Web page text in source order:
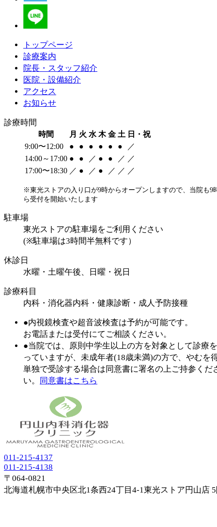
トップページ
診療案内
院長・スタッフ紹介
医院・設備紹介
アクセス
お知らせ
診療時間
時間 月 火 水 木 金 土 日・祝
9:00〜12:00
● ● ● ● ● ●
／
14:00～17:00 ● ● ／ ● ● ／ ／
17:00〜18:30 ／ ● ／ ● ／ ／ ／
※東光ストアの入り口が9時からオープンしますので、当院も9
ら受付を開始いたします
駐車場
東光ストアの駐車場をご利用ください
(※駐車場は3時間半無料です）
休診日
水曜・土曜午後、日曜・祝日
診療科目
内科・消化器内科・健康診断・成人予防接種
●内視鏡検査や超音波検査は予約が可能です。
お電話または受付にてご相談ください。
●当院では、原則中学生以上の方を対象として診療
っていますが、未成年者(18歳未満)の方で、やむを
単独で受診する場合は同意書に署名の上ご持参くだ
い。
同意書はこちら
011-215-4137
011-215-4138
〒064-0821
北海道札幌市中央区北1条西24丁目4-1東光ストア円山店